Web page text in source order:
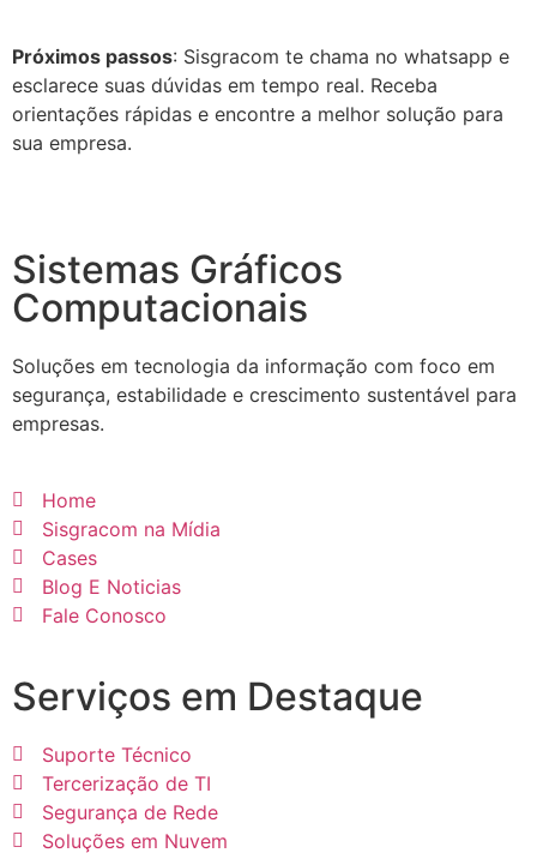
Próximos passos: Sisgracom te chama no whatsapp e
esclarece suas dúvidas em tempo real. Receba
orientações rápidas e encontre a melhor solução para
sua empresa.
Sistemas Gráficos
Computacionais
Soluções em tecnologia da informação com foco em
segurança, estabilidade e crescimento sustentável para
empresas.
Home
Sisgracom na Mídia
Cases
Blog E Noticias
Fale Conosco
Serviços em Destaque
Suporte Técnico
Tercerização de TI
Segurança de Rede
Soluções em Nuvem